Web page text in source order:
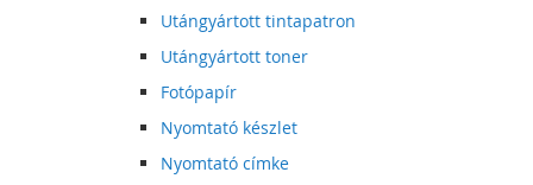
Utángyártott tintapatron
Utángyártott toner
Fotópapír
Nyomtató készlet
Nyomtató címke